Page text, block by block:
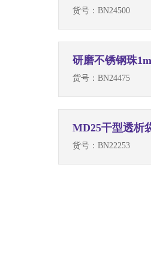
货号： BN24500
研磨不锈钢珠
货号： BN24475
MD25干型透析
货号： BN22253